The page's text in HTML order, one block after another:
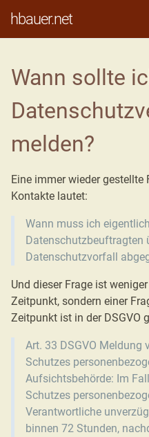
hbauer.net
Wann sollte
melden?
Eine immer wieder gestellte
Kontakte lautet:
Wann muss ich
Datenschutzbeuftragten
Datenschutzvorfall
Und dieser Frage ist
Zeitpunkt, sondern einer
Zeitpunkt ist in der DSGVO
Art. 33 DSGVO Meldung
Schutzes
Aufsichtsbehörde: Im
Schutzes
Verantwortliche
binnen 72 Stunden,